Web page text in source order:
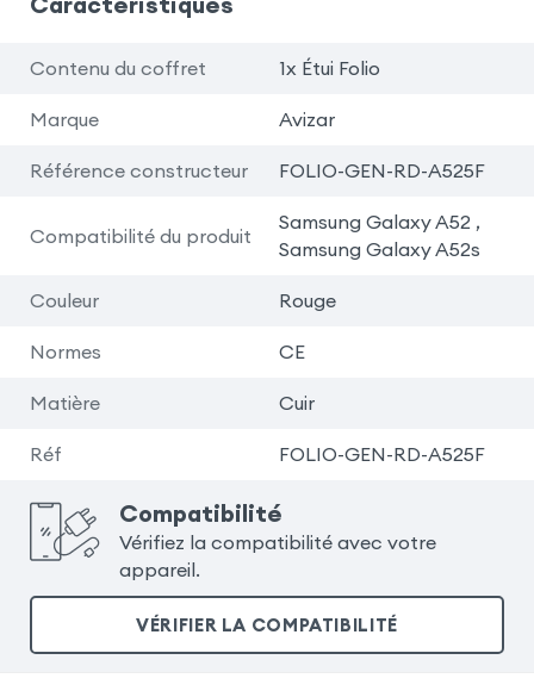
Contenu du coffret 1x Étui Folio
Marque Avizar
Référence constructeur FOLIO-GEN-RD-A525F
Compatibilité du produit
Samsung Galaxy A52 ,
Samsung Galaxy A52s
Couleur Rouge
Normes CE
Matière Cuir
Réf FOLIO-GEN-RD-A525F
Compatibilité
Vérifiez la compatibilité avec votre
appareil.
VÉRIFIER LA COMPATIBILITÉ